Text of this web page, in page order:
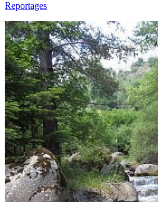
Reportages